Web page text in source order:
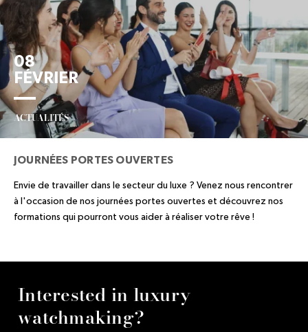
08
FÉVRIER
ACTUALITÉS
JOURNÉES PORTES OUVERTES
Envie de travailler dans le secteur du luxe ? Venez nous rencontrer
à l'occasion de nos journées portes ouvertes et découvrez nos
formations qui pourront vous aider à réaliser votre rêve !
Interested in luxury
watchmaking?